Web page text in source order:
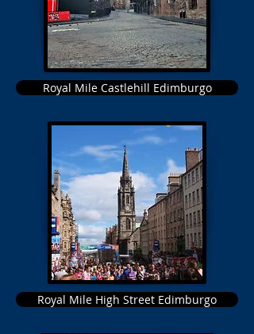
Royal Mile Castlehill Edimburgo
Royal Mile High Street Edimburgo